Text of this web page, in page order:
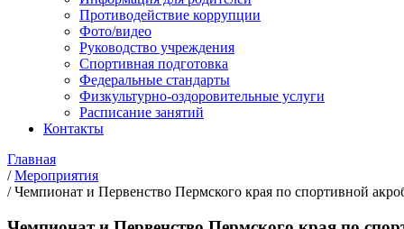
Противодействие коррупции
Фото/видео
Руководство учреждения
Спортивная подготовка
Федеральные стандарты
Физкультурно-оздоровительные услуги
Расписание занятий
Контакты
Главная
/ Мероприятия
/ Чемпионат и Первенство Пермского края по спортивной